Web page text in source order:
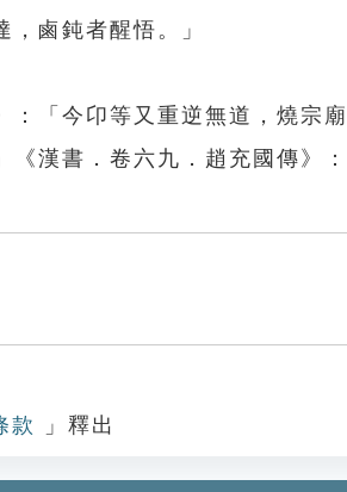
鹵鈍者醒悟。」
：「今卬等又重逆無道，燒宗
《漢書．卷六九．趙充國傳》
款 」釋出